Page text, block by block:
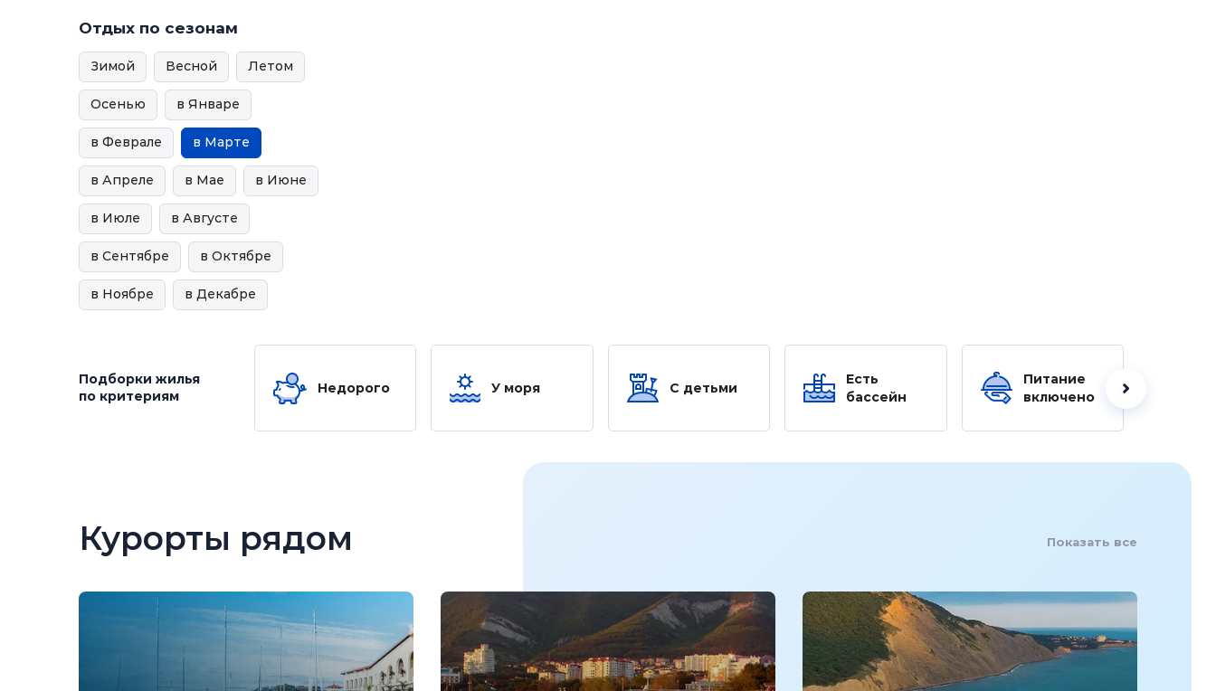
Отдых по сезонам
Зимой Весной Летом
Осенью в Январе
в Феврале в Марте
в Апреле в Мае в Июне
в Июле в Августе
в Сентябре в Октябре
в Ноябре в Декабре
Подборки жилья
по критериям
Недорого У моря С детьми
Есть
бассейн
Питание
включено
Курорты рядом Показать все